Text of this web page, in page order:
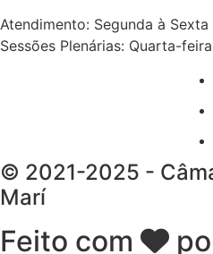
Atendimento: Segunda à
Sessões Plenárias: Quarta-
© 2021-2025 -
Marí
Feito com